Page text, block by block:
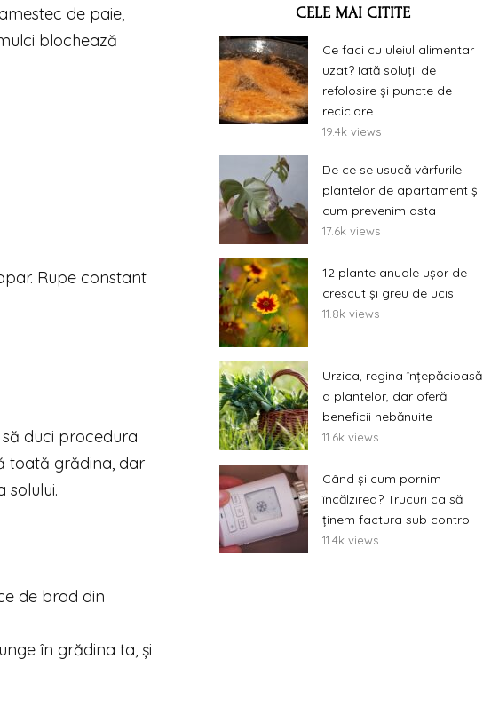
de paie,
blochează
Rupe constant
duci procedura
toată grădina, dar
solului.
de brad din
în grădina ta, și
CELE MAI CITITE
Ce faci cu uleiul alimentar
uzat? Iată soluții de
refolosire și puncte de
reciclare
19.4k views
De ce se usucă vârfurile
plantelor de apartament și
cum prevenim asta
17.6k views
12 plante anuale ușor de
crescut și greu de ucis
11.8k views
Urzica, regina înțepăcioasă
a plantelor, dar oferă
beneficii nebănuite
11.6k views
Când și cum pornim
încălzirea? Trucuri ca să
ținem factura sub control
11.4k views